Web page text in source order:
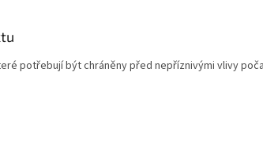
potřebují být chráněny před nepříznivými vlivy